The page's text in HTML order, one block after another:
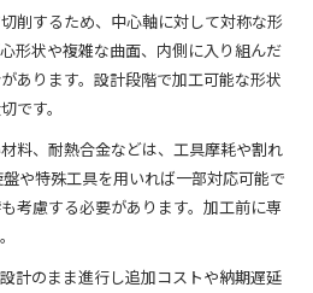
削するため、中心軸に対して対称な形
形状や複雑な曲面、内側に入り組んだ
あります。設計段階で加工可能な形状
です。
料、耐熱合金などは、工具摩耗や割れ
や特殊工具を用いれば一部対応可能で
考慮する必要があります。加工前に専
計のまま進行し追加コストや納期遅延